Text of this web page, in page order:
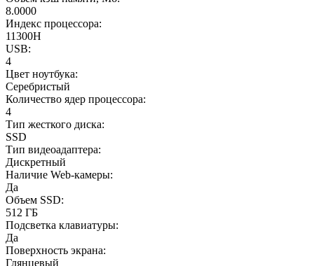
8.0000
Индекс процессора:
11300H
USB:
4
Цвет ноутбука:
Серебристый
Количество ядер процессора:
4
Тип жесткого диска:
SSD
Тип видеоадаптера:
Дискретный
Наличие Web-камеры:
Да
Объем SSD:
512 ГБ
Подсветка клавиатуры:
Да
Поверхность экрана:
Глянцевый